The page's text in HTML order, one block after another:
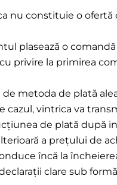
nu constituie o
plasează o
la primirea
metoda de plată
cazul, vintrica va
de plată după
a prețului de
încă la
clare sub